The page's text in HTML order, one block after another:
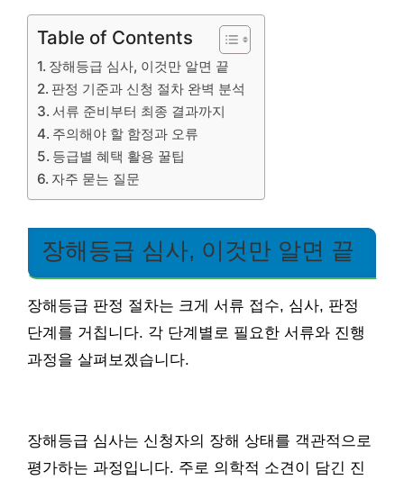
Table of Contents
장해등급 심사, 이것만 알면 끝
판정 기준과 신청 절차 완벽 분석
서류 준비부터 최종 결과까지
주의해야 할 함정과 오류
등급별 혜택 활용 꿀팁
자주 묻는 질문
장해등급 심사, 이것만 알면 끝
장해등급 판정 절차는 크게 서류 접수, 심사, 판정
단계를 거칩니다. 각 단계별로 필요한 서류와 진행
과정을 살펴보겠습니다.
장해등급 심사는 신청자의 장해 상태를 객관적으로
평가하는 과정입니다. 주로 의학적 소견이 담긴 진